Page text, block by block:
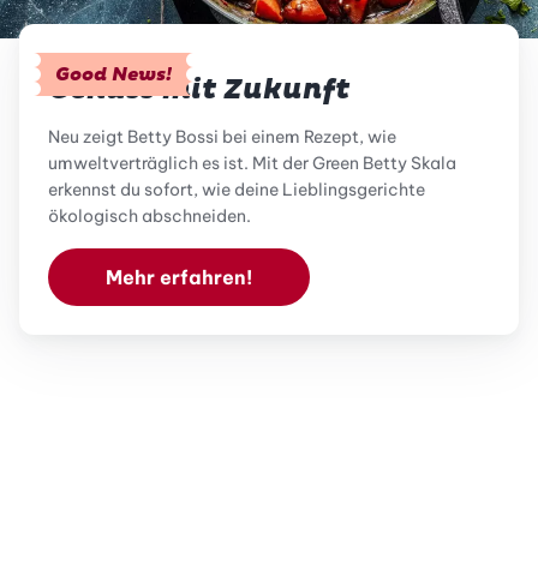
Good News!
Genuss mit Zukunft
Neu zeigt Betty Bossi bei einem Rezept, wie
umweltverträglich es ist. Mit der Green Betty Skala
erkennst du sofort, wie deine Lieblingsgerichte
ökologisch abschneiden.
Mehr erfahren!